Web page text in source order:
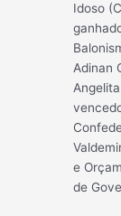
Idoso
Adinan
e
de